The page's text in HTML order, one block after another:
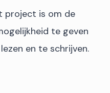
project is om de
te geven
en te schrijven.